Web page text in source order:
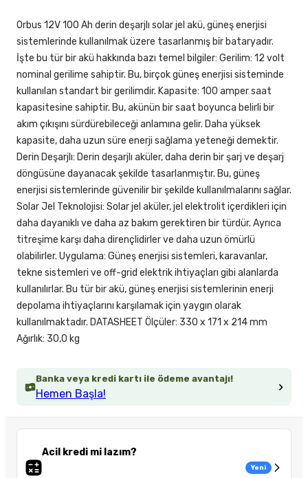
Banka veya kredi kartı ile ödeme avantajı!
Hemen Başla!
Acil kredi mi lazım?
Yeni
Orbus 12V 100 Ah derin deşarjlı solar jel akü, güneş enerjisi
sistemlerinde kullanılmak üzere tasarlanmış bir bataryadır.
İşte bu tür bir akü hakkında bazı temel bilgiler: Gerilim: 12 volt
nominal gerilime sahiptir. Bu, birçok güneş enerjisi sisteminde
kullanılan standart bir gerilimdir. Kapasite: 100 amper saat
kapasitesine sahiptir. Bu, akünün bir saat boyunca belirli bir
akım çıkışını sürdürebileceği anlamına gelir. Daha yüksek
kapasite, daha uzun süre enerji sağlama yeteneği demektir.
Derin Deşarjlı: Derin deşarjlı aküler, daha derin bir şarj ve deşarj
döngüsüne dayanacak şekilde tasarlanmıştır. Bu, güneş
enerjisi sistemlerinde güvenilir bir şekilde kullanılmalarını sağlar.
Solar Jel Teknolojisi: Solar jel aküler, jel elektrolit içerdikleri için
daha dayanıklı ve daha az bakım gerektiren bir türdür. Ayrıca
titreşime karşı daha dirençlidirler ve daha uzun ömürlü
olabilirler. Uygulama: Güneş enerjisi sistemleri, karavanlar,
tekne sistemleri ve off-grid elektrik ihtiyaçları gibi alanlarda
kullanılırlar. Bu tür bir akü, güneş enerjisi sistemlerinin enerji
depolama ihtiyaçlarını karşılamak için yaygın olarak
kullanılmaktadır. DATASHEET Ölçüler: 330 x 171 x 214 mm
Ağırlık: 30,0 kg